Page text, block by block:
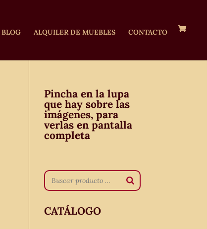
BLOG ALQUILER DE MUEBLES CONTACTO
Pincha en la lupa
que hay sobre las
imágenes, para
verlas en pantalla
completa
CATÁLOGO